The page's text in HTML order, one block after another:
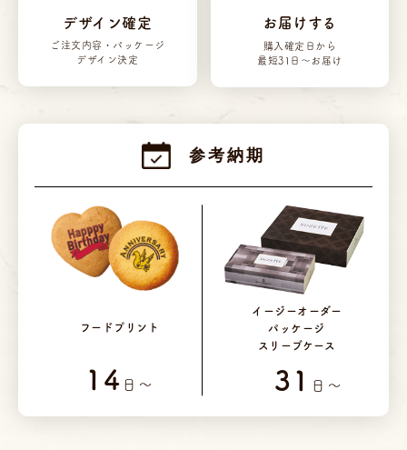
デザイン確定
ご注文内容・ パッケージ
デザイン決定
お届けする
購入確定日から
最短31日～お届け
参考納期
フードプリント
14 日～
イージーオーダー
パッケージ
スリーブケース
31 日～